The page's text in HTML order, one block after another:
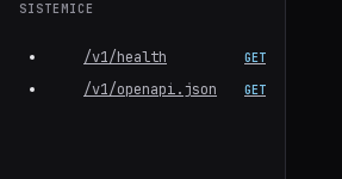
SISTEMICE
/v1/health GET
/v1/openapi.json GET